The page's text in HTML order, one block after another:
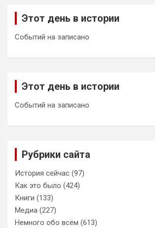
Этот день в истории
Событий на записано
Этот день в истории
Событий на записано
Рубрики сайта
История сейчас (97)
Как это было (424)
Книги (133)
Медиа (227)
Немного обо всём (613)